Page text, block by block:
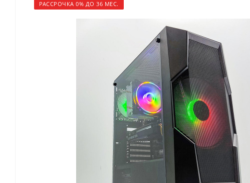
РАССРОЧКА 0% ДО 36 МЕС.